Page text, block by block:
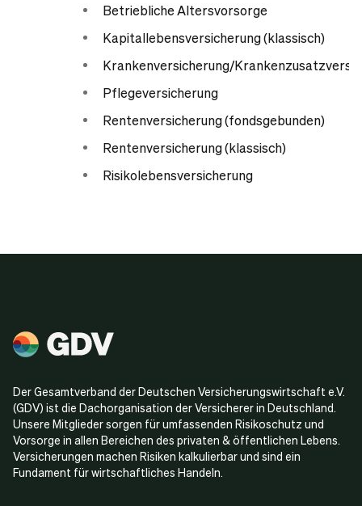
Betriebliche Altersvorsorge
Kapitallebensversicherung (klassisch)
Krankenversicherung/
Pflegeversicherung
Rentenversicherung (fondsgebunden)
Rentenversicherung (klassisch)
Risikolebensversicherung
Der Gesamtverband der Deutschen Versicherungswirtschaft e.V.
(GDV) ist die Dachorganisation der Versicherer in Deutschland.
Unsere Mitglieder sorgen für umfassenden Risikoschutz und
Vorsorge in allen Bereichen des privaten & öffentlichen Lebens.
Versicherungen machen Risiken kalkulierbar und sind ein
Fundament für wirtschaftliches Handeln.